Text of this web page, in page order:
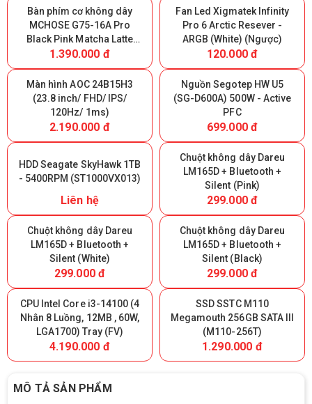
Bàn phím cơ không dây
MCHOSE G75-16A Pro
Black Pink Matcha Latte
Switch V2 - Triple Modes
(Giữ lại Box để bảo hành)
1.390.000 đ
Fan Led Xigmatek Infinity
Pro 6 Arctic Resever -
ARGB (White) (Ngược)
120.000 đ
Màn hình AOC 24B15H3
(23.8 inch/ FHD/ IPS/
120Hz/ 1ms)
2.190.000 đ
Nguồn Segotep HW U5
(SG-D600A) 500W - Active
PFC
699.000 đ
HDD Seagate SkyHawk 1TB
- 5400RPM (ST1000VX013)
Liên hệ
Chuột không dây Dareu
LM165D + Bluetooth +
Silent (Pink)
299.000 đ
Chuột không dây Dareu
LM165D + Bluetooth +
Silent (White)
299.000 đ
Chuột không dây Dareu
LM165D + Bluetooth +
Silent (Black)
299.000 đ
CPU Intel Core i3-14100 (4
Nhân 8 Luồng, 12MB , 60W,
LGA1700) Tray (FV)
4.190.000 đ
SSD SSTC M110
Megamouth 256GB SATA III
(M110-256T)
1.290.000 đ
MÔ TẢ SẢN PHẨM